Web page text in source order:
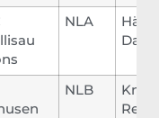
NLA
NLB